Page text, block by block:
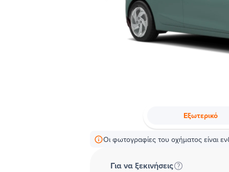
Εξωτερικό
Οι φωτογραφίες του οχήματος είναι
Για να ξεκινήσεις